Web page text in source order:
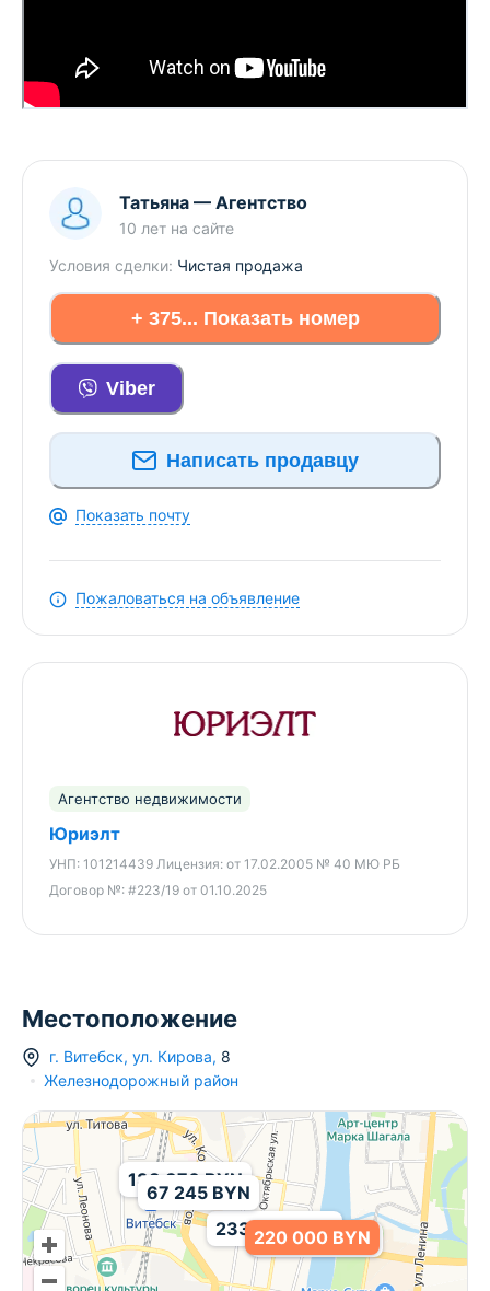
Татьяна — Агентство
10 лет на сайте
Условия сделки: Чистая продажа
+ 375... Показать номер
Viber
Написать продавцу
Показать почту
Пожаловаться на объявление
Агентство недвижимости
Юриэлт
УНП: 101214439 Лицензия: от 17.02.2005 № 40 МЮ РБ
Договор №: #223/19 от 01.10.2025
Местоположение
г. Витебск, ул. Кирова, 8
Железнодорожный район
233 896 BYN
138 876 BYN
67 245 BYN
438 555 BYN
220 000 BYN